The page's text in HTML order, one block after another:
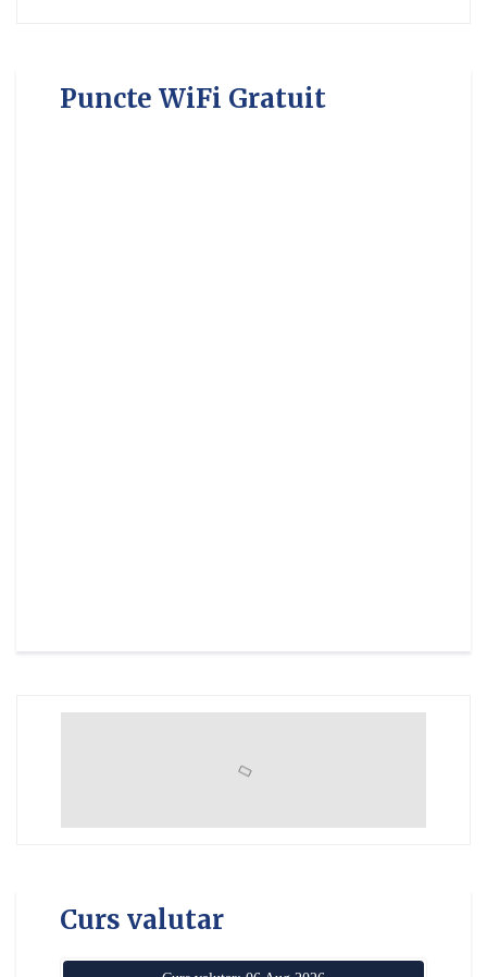
Puncte WiFi Gratuit
Curs valutar